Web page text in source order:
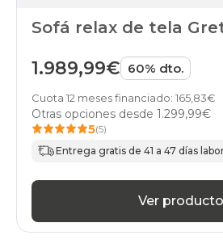
Sofá relax de tela
1.989,99€ 60% dto.
Cuota 12 meses financiado: 165,83€
Otras opciones desde 1.299,99€
5(5)
Entrega gratis de 41 a 47 días
Ver producto